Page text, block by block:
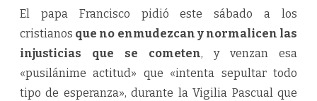
El papa Francisco pidió este sábado a los
cristianos que no enmudezcan y normalicen las
injusticias que se cometen, y venzan esa
«pusilánime actitud» que «intenta sepultar todo
tipo de esperanza», durante la Vigilia Pascual que